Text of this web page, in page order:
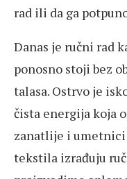
rad ili da ga
Danas je ručni rad
ponosno stoji bez
talasa. Ostrvo je
čista energija koja
zanatlije i umetnici
tekstila izrađuju